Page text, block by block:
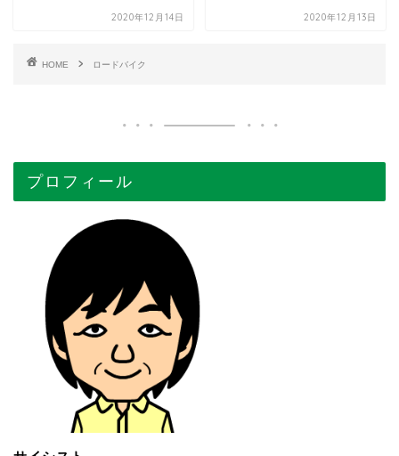
2020年12月14日 2020年12月13日
HOME ロードバイク
プロフィール